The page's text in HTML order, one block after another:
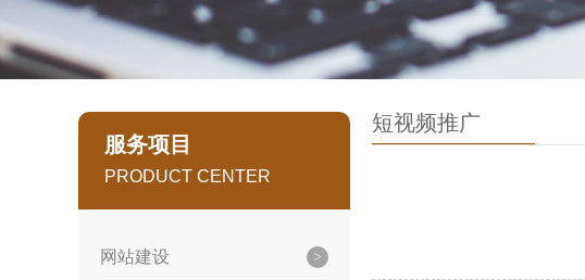
服务项目
PRODUCT CENTER
网站建设
短视频推广